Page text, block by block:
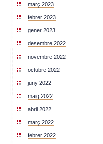
març 2023
febrer 2023
gener 2023
desembre 2022
novembre 2022
octubre 2022
juny 2022
maig 2022
abril 2022
març 2022
febrer 2022